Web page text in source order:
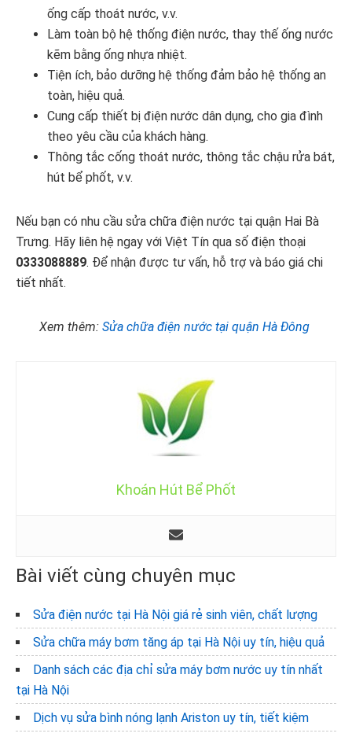
ống cấp thoát nước, v.v.
Làm toàn bộ hệ thống điện nước, thay thế ống nước
kẽm bằng ống nhựa nhiệt.
Tiện ích, bảo dưỡng hệ thống đảm bảo hệ thống an
toàn, hiệu quả.
Cung cấp thiết bị điện nước dân dụng, cho gia đình
theo yêu cầu của khách hàng.
Thông tắc cống thoát nước, thông tắc chậu rửa bát,
hút bể phốt, v.v.
Nếu bạn có nhu cầu sửa chữa điện nước tại quận Hai Bà
Trưng. Hãy liên hệ ngay với Việt Tín qua số điện thoại
0333088889. Để nhận được tư vấn, hỗ trợ và báo giá chi
tiết nhất.
Xem thêm: Sửa chữa điện nước tại quận Hà Đông
Khoán Hút Bể Phốt
Bài viết cùng chuyên mục
Sửa điện nước tại Hà Nội giá rẻ sinh viên, chất lượng
Sửa chữa máy bơm tăng áp tại Hà Nội uy tín, hiệu quả
Danh sách các địa chỉ sửa máy bơm nước uy tín nhất
tại Hà Nội
Dịch vụ sửa bình nóng lạnh Ariston uy tín, tiết kiệm